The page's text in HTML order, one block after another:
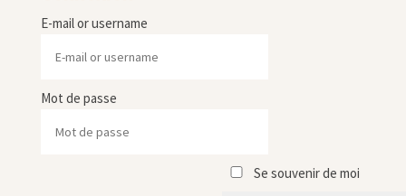
E-mail or username
Mot de passe
Se souvenir de moi